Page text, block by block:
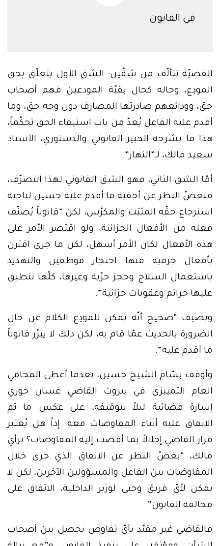
في القانون
القضيّة تتألّف من شقّين: الشق الأول يتعلّق بحق
المودِع، وحاله كحال بقيّة المودعين فهم أصحاب
حق، وودائعهم صادرتها المصارف دون وجه حق، وما
أقدم عليه الفاعل يُعدّ من باب استيفاء الحق تحكّماً،
هذا ما يشرحه الخبير القانوني والدستوري، الأستاذ
سعيد مالك، لـ”النهار”.
أمّا الشق الثاني، فهو الشق القانوني لهذا التصرّف،
فبغضّ النظر عن أحقية ما أقدم عليه حسين لناحية
استرجاع حقّه المثبَت والمكرَّس، لكن “قانوناً يُصنّف
فعله من الأفعال الجزائية، ولو اقتصر الأمر على
هذه الأفعال لكان الأمر أسهل، لكن ما جرى اقترن
بأفعال جرمية منها احتجاز موظفين والتهديد
باستعمال السلاح وحجز حرّية وغيرها، كلّها تنطبق
عليها جرائم وعقوبات جزائية”.
ويضيف “صحيح أنّه يمكن للمودِع الكلام عن حال
الضرورة بالحديث عمّا قام به، لكن ذلك لا يبرّر قانوناً
ما أقدم عليه”.
وأوقف بسّام الشيخ حسين، بعدما أعطى المحامي
العام التمييزي في بيروت القاضي غسان خوري
إشارة قضائية ليلاً بتوقيفه، على عكس ما تم
الاتفاق عليه أثناء المفاوضات معه. إذاً هل يُعتبر
قرار القاضي إخلالاً بما أفضت إليه المفاوضات؟ برأي
مالك، “بغضّ النظر عن الاتفاق الذي جرى خلال
المفاوضات بين الفاعل والمسؤولين الآخرين، لكن لا
يمكن لأيّ فريق وحتى لوزير الداخلية، الاتفاق على
مخالفة القانون”.
فالقاضي غير مقيَّد بأيّ تفاوض يحصل بين أصحاب